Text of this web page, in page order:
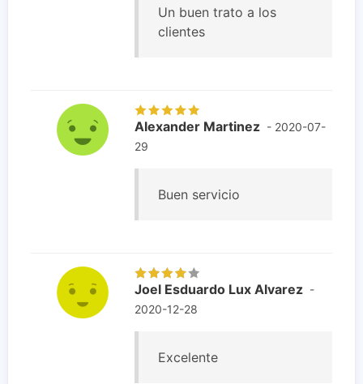
Un buen trato a los
clientes
Alexander Martinez - 2020-07-
29
Buen servicio
Joel Esduardo Lux Alvarez -
2020-12-28
Excelente